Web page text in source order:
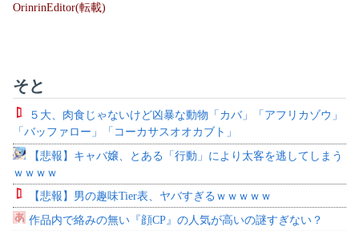
OrinrinEditor(転載)
そと
５大、肉食じゃないけど凶暴な動物「カバ」「アフリカゾウ」
「バッファロー」「コーカサスオオカブト」
【悲報】キャバ嬢、とある「行動」により太客を逃してしまう
ｗｗｗｗ
【悲報】男の趣味Tier表、ヤバすぎるｗｗｗｗｗ
作品内で絡みの無い『顔CP』の人気が高いの謎すぎない？